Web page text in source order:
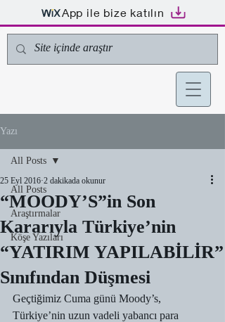
App ile bize katılın
Yazı
All Posts
Araştırmalar
Köşe Yazıları
All Posts
“MOODY’S”in Son
Kararıyla Türkiye’nin
“YATIRIM YAPILABİLİR”
Sınıfından Düşmesi
25 Eyl 2016 2 dakikada okunur
Geçtiğimiz Cuma günü Moody’s,
Türkiye’nin uzun vadeli yabancı para